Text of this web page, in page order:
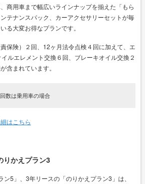
商用車まで幅広いラインナップを揃えた「もら
テナンスパック、カーアクセサリーセットが毎
る大変お得なプランです。
保険）２回、12ヶ月法令点検４回に加えて、エ
ルエレメント交換６回、ブレーキオイル交換２
含まれています。
数は乗用車の場合
はこちら
りかえプラン3
5」、3年リースの「のりかえプラン3」は、